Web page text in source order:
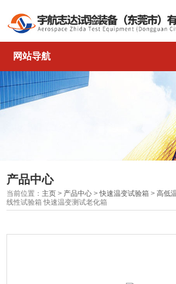
网站导航
产品中心
当前位置： 主页 > 产品中心 >快速温变试验箱 >高低
线性试验箱 快速温变测试老化箱